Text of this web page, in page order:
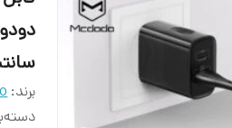
برند: